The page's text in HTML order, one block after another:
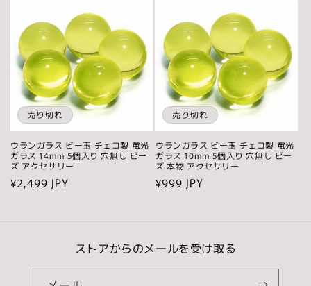
売り切れ
ウランガラス ビー玉 チェコ製 蛍光
ガラス 14mm 5個入り 穴無し ビー
ズ アクセサリー
通
¥2,499 JPY
売り切れ
ウランガラス ビー玉 チェコ製 蛍光
ガラス 10mm 5個入り 穴無し ビー
ズ 本物 アクセサリー
通
¥999 JPY
ストアからのメールを受け取る